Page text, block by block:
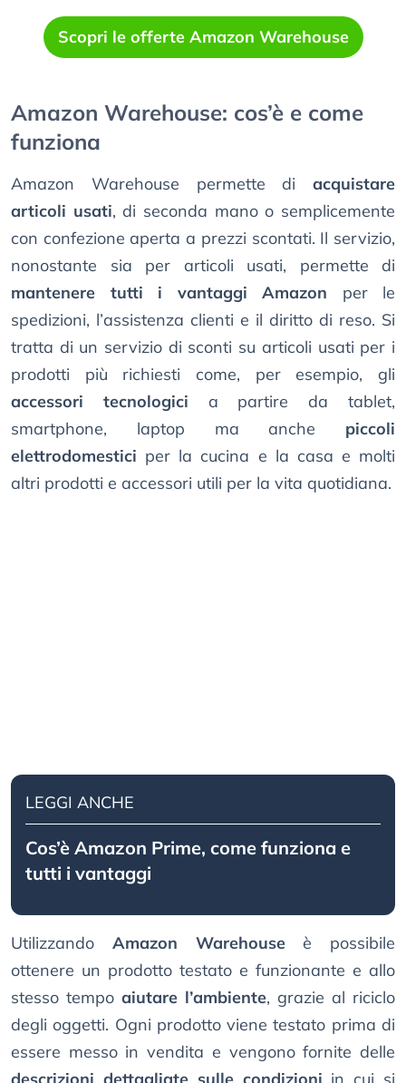
Scopri le offerte Amazon Warehouse
Amazon Warehouse: cos’è e come
funziona
Amazon Warehouse permette di acquistare
articoli usati, di seconda mano o semplicemente
con confezione aperta a prezzi scontati. Il servizio,
nonostante sia per articoli usati, permette di
mantenere tutti i vantaggi Amazon per le
spedizioni, l’assistenza clienti e il diritto di reso. Si
tratta di un servizio di sconti su articoli usati per i
prodotti più richiesti come, per esempio, gli
accessori tecnologici a partire da tablet,
smartphone, laptop ma anche piccoli
elettrodomestici per la cucina e la casa e molti
altri prodotti e accessori utili per la vita quotidiana.
LEGGI ANCHE
Cos’è Amazon Prime, come funziona e
tutti i vantaggi
Utilizzando Amazon Warehouseè possibile
ottenere un prodotto testato e funzionante e allo
stesso tempo aiutare l’ambiente, grazie al riciclo
degli oggetti. Ogni prodotto viene testato prima di
essere messo in vendita e vengono fornite delle